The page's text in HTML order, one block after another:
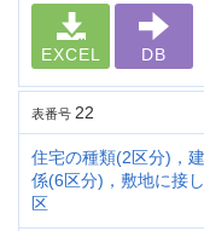
EXCEL DB
表番号 22
住宅の種類(2区分)，
係(6区分)，敷地に接
区